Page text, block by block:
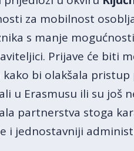
za mobilnost
s manje
Prijave će biti
kako bi olakšala
u Erasmusu ili su još
partnerstva stoga
i jednostavniji